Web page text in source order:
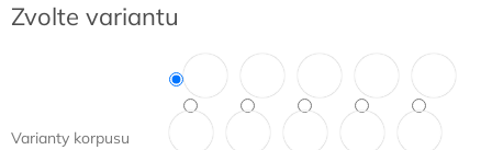
cena:
Zvolte variantu
Varianty korpusu